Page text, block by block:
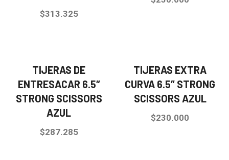
$313.325
TIJERAS DE
ENTRESACAR 6.5″
STRONG SCISSORS
AZUL
$287.285
TIJERAS EXTRA
CURVA 6.5″ STRONG
SCISSORS AZUL
$230.000